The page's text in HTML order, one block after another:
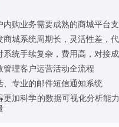
内购业务需要成熟的商城平台
商城系统周期长，灵活性差，
系统手续复杂，费用高，对接
管理客户运营活动全流程
、专业的邮件短信通知系统
更加科学的数据可视化分析能